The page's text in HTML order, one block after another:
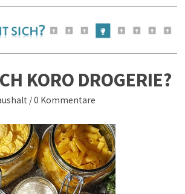
KORO DROGERIE?
/0 Kommentare